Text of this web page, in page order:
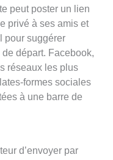
peut poster un lien
privé à ses amis et
pour suggérer
départ. Facebook,
réseaux les plus
formes sociales
à une barre de
d’envoyer par